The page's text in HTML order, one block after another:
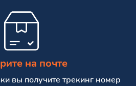
на почте
вы получите трекинг номер